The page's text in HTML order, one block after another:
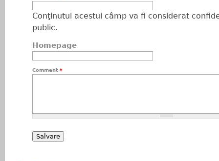
Conţinutul acestui câmp va fi considerat
public.
Homepage
Comment *